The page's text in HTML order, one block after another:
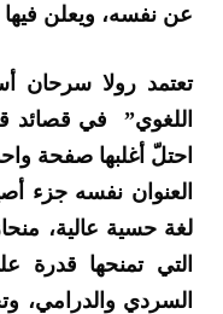
عن نفسه، ويعلن
تعتمد رولا سرحان
احتلّ أغلبها صفحة
العنوان نفسه جزء
لغة حسية عالية،
التي تمنحها قدرة
السردي والدرامي،